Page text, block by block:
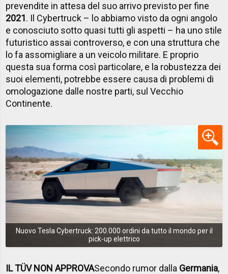
prevendite in attesa del suo arrivo previsto per fine
2021. Il Cybertruck – lo abbiamo visto da ogni angolo
e conosciuto sotto quasi tutti gli aspetti – ha uno stile
futuristico assai controverso, e con una struttura che
lo fa assomigliare a un veicolo militare. E proprio
questa sua forma così particolare, e la robustezza dei
suoi elementi, potrebbe essere causa di problemi di
omologazione dalle nostre parti, sul Vecchio
Continente.
Nuovo Tesla Cybertruck: 200.000 ordini da tutto il mondo per il
pick-up elettrico
IL TÜV NON APPROVASecondo rumor dalla Germania,